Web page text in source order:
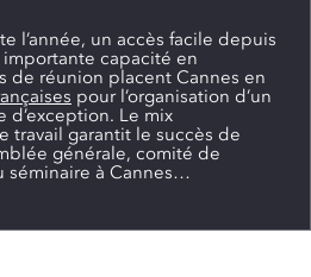
l’année, un accès facile depuis
importante capacité en
de réunion placent Cannes en
pour l’organisation d’un
d’exception. Le mix
travail garantit le succès de
générale, comité de
séminaire à Cannes…